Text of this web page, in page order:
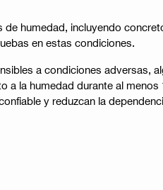
humedad, incluyendo
en estas condiciones.
a condiciones adversas,
la humedad durante al
y reduzcan la